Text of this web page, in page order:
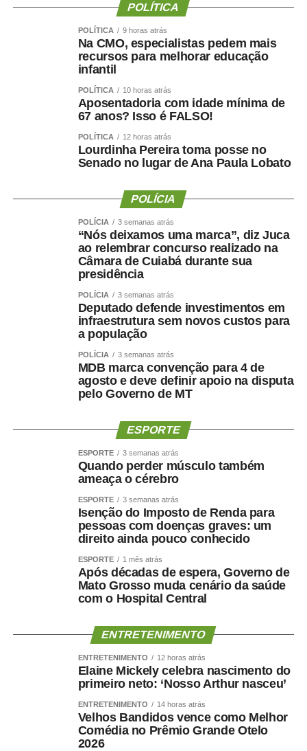
propósito, que é proteger a vida da mulher”, explicou a
soldado PM Gisele Bernardo Pinto Matos, comandante
da Patrulha Maria da Penha de Gaúcha do Norte.
Para Tiago Gonçalves dos Santos, juiz substituto da 1ª
Vara de Paranatinga – comarca que realizada o
atendimento jurisdicional de Gaúcha do Norte, a
instalação da Rede de Enfrentamento é um marco
importante. “Mais uma vez o Poder Judiciário vai até a
comunidade, desta vez em parceria, com o objetivo de
melhorar nossa sociedade, principalmente para as
disse.
De acordo com a promotora de Justiça Fernanda Luíza M.
Siscar, a partir da assinatura do Termo de Cooperação
Técnica ficará mais fácil para os órgãos e instituições
definirem os fluxos de atendimento, prioridades e ações
para o município. Ela destacou que também está no
planejamento a criação de um plano de metas, que
guiará as estratégias de atuação para os próximos dez
“A partir da implementação da Rede é que nós
conseguimos avançar nas demais normativas,
estratégicas. Com a Rede, conseguimos devolver à
estamos buscando também a criação do plano decenal
de metas para o município”, relatou a promotora.
Já o delegado da Polícia Civil de Mato Grosso, Gabriel
Conrado, a implantação da Rede é fundamental para a
integração de todos os órgãos públicos. “Temos um
número muito alto de casos de violência doméstica nessa
região. Então, essa integração é importante para a
repressão desses crimes e proteção das mulheres”,
Canais de denúncia:
180 – Todo território nacional
197 – Polícia Civil
POLÍTICA
POLÍTICA 9 horas atrás
Na CMO, especialistas pedem mais
recursos para melhorar educação
infantil
POLÍTICA 10 horas atrás
Aposentadoria com idade mínima de
67 anos? Isso é FALSO!
POLÍTICA 12 horas atrás
Lourdinha Pereira toma posse no
Senado no lugar de Ana Paula Lobato
POLÍCIA
POLÍCIA 3 semanas atrás
“Nós deixamos uma marca”, diz Juca
ao relembrar concurso realizado na
Câmara de Cuiabá durante sua
presidência
POLÍCIA 3 semanas atrás
Deputado defende investimentos em
infraestrutura sem novos custos para
a população
POLÍCIA 3 semanas atrás
MDB marca convenção para 4 de
agosto e deve definir apoio na disputa
pelo Governo de MT
ESPORTE
ESPORTE 3 semanas atrás
Quando perder músculo também
ameaça o cérebro
ESPORTE 3 semanas atrás
Isenção do Imposto de Renda para
pessoas com doenças graves: um
direito ainda pouco conhecido
ESPORTE 1 mês atrás
Após décadas de espera, Governo de
Mato Grosso muda cenário da saúde
com o Hospital Central
ENTRETENIMENTO
ENTRETENIMENTO 12 horas atrás
Elaine Mickely celebra nascimento do
primeiro neto: ‘Nosso Arthur nasceu’
ENTRETENIMENTO 14 horas atrás
Velhos Bandidos vence como Melhor
Comédia no Prêmio Grande Otelo
2026